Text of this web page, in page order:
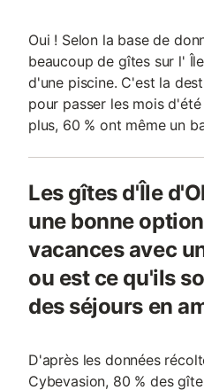
Oui ! Selon la base de
beaucoup de gîtes sur l'
d'une piscine. C'est la
pour passer les mois
plus, 60 % ont même un
Les gîtes d'Île
une bonne
vacances avec
ou est ce qu'ils
des séjours en
D'après les données
Cybevasion, 80 % des